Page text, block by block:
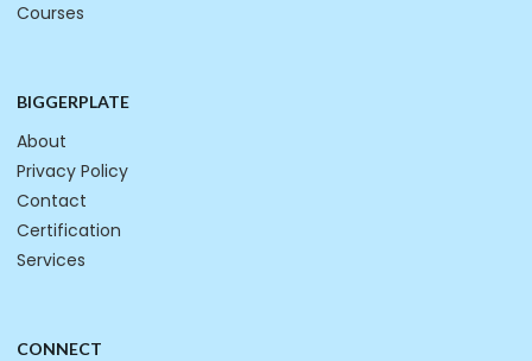
Courses
BIGGERPLATE
About
Privacy Policy
Contact
Certification
Services
CONNECT